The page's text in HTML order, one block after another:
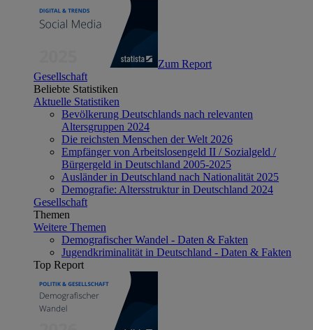
Zum Report
Gesellschaft
Beliebte Statistiken
Aktuelle Statistiken
Bevölkerung Deutschlands nach relevanten
Altersgruppen 2024
Die reichsten Menschen der Welt 2026
Empfänger von Arbeitslosengeld II / Sozialgeld /
Bürgergeld in Deutschland 2005-2025
Ausländer in Deutschland nach Nationalität 2025
Demografie: Altersstruktur in Deutschland 2024
Gesellschaft
Themen
Weitere Themen
Demografischer Wandel - Daten & Fakten
Jugendkriminalität in Deutschland - Daten & Fakten
Top Report